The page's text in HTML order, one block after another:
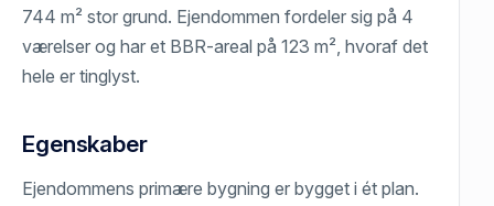
744 m² stor grund. Ejendommen fordeler sig på 4
værelser og har et BBR-areal på 123 m², hvoraf det
hele er tinglyst.
Egenskaber
Ejendommens primære bygning er bygget i ét plan.